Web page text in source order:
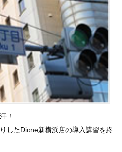
！
したDione新横浜店の導入講習を終